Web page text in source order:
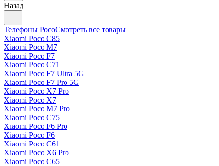
Назад
Телефоны PocoСмотреть все товары
Xiaomi Poco C85
Xiaomi Poco M7
Xiaomi Poco F7
Xiaomi Poco C71
Xiaomi Poco F7 Ultra 5G
Xiaomi Poco F7 Pro 5G
Xiaomi Poco X7 Pro
Xiaomi Poco X7
Xiaomi Poco M7 Pro
Xiaomi Poco C75
Xiaomi Poco F6 Pro
Xiaomi Poco F6
Xiaomi Poco C61
Xiaomi Poco X6 Pro
Xiaomi Poco C65